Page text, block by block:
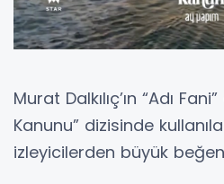
Murat Dalkılıç’ın “Adı
Kanunu” dizisinde
izleyicilerden büyük